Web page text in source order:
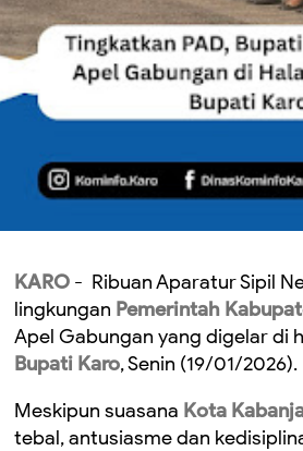
KARO - Ribuan Aparatur Sipil
lingkungan Pemerintah
Apel Gabungan yang digelar di
Bupati Karo, Senin (19/01/2026).
Meskipun suasana Kota
tebal, antusiasme dan